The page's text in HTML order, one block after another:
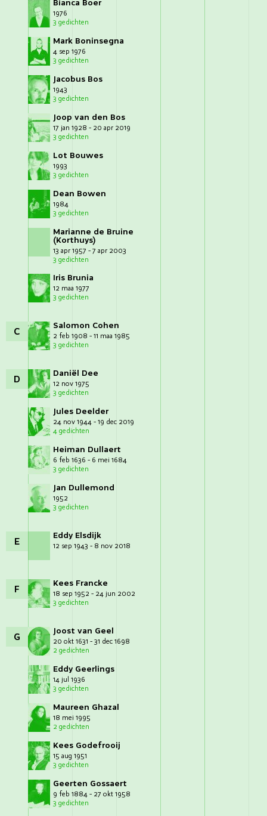
Bianca Boer
1976
3 gedichten
Mark Boninsegna
4 sep 1976
3 gedichten
Jacobus Bos
1943
3 gedichten
Joop van den Bos
17 jan 1928 - 20 apr 2019
3 gedichten
Lot Bouwes
1993
3 gedichten
Dean Bowen
1984
3 gedichten
Marianne de Bruine
(Korthuys)
13 apr 1957 - 7 apr 2003
3 gedichten
Iris Brunia
12 maa 1977
3 gedichten
C Salomon Cohen
2 feb 1908 - 11 maa 1985
3 gedichten
D Daniël Dee
12 nov 1975
3 gedichten
Jules Deelder
24 nov 1944 - 19 dec 2019
4 gedichten
Heiman Dullaert
6 feb 1636 - 6 mei 1684
3 gedichten
Jan Dullemond
1952
3 gedichten
E Eddy Elsdijk
12 sep 1943 - 8 nov 2018
F Kees Francke
18 sep 1952 - 24 jun 2002
3 gedichten
G Joost van Geel
20 okt 1631 - 31 dec 1698
2 gedichten
Eddy Geerlings
14 jul 1936
3 gedichten
Maureen Ghazal
18 mei 1995
2 gedichten
Kees Godefrooij
15 aug 1951
3 gedichten
Geerten Gossaert
9 feb 1884 - 27 okt 1958
3 gedichten